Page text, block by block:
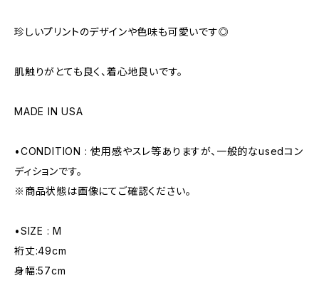
珍しいプリントのデザインや色味も可愛いです◎
肌触りがとても良く、着心地良いです。
MADE IN USA
•CONDITION : 使用感やスレ等ありますが、一般的なusedコン
ディションです。
※商品状態は画像にてご確認ください。
•SIZE : M
裄丈:49cm
身幅:57cm